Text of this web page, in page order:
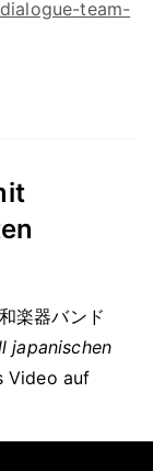
team-
楽器バンド
japanischen
Video auf